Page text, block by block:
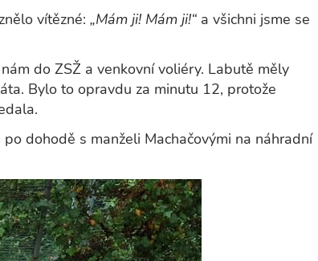
vítězné: „Mám ji! Mám ji!“ a všichni jsme se
do ZSŽ a venkovní voliéry. Labutě měly
Bylo to opravdu za minutu 12, protože
dohodě s manželi Machačovými na náhradní